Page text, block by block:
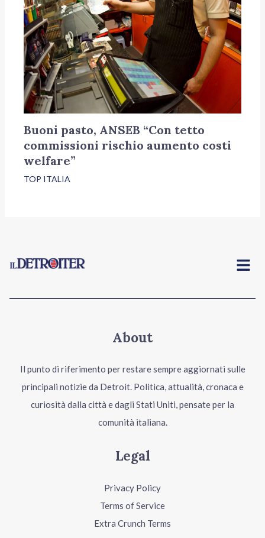
Buoni pasto, ANSEB “Con tetto
commissioni rischio aumento costi
welfare”
TOP ITALIA
Menu
About
Il punto di riferimento per restare sempre aggiornati sulle
principali notizie da Detroit. Politica, attualità, cronaca e
curiosità dalla città e dagli Stati Uniti, pensate per la
comunità italiana.
Legal
Privacy Policy
Terms of Service
Extra Crunch Terms